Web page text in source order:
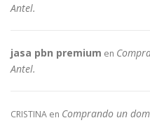
Antel.
jasa pbn premium en
Antel.
CRISTINA en Comprando un